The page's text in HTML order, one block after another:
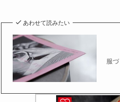
あわせて読みたい
服